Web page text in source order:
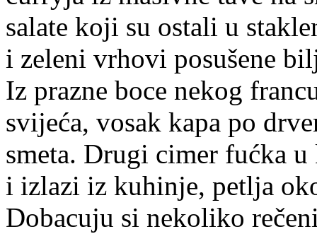
salate koji su ostali u
i zeleni vrhovi posušene
Iz prazne boce nekog
svijeća, vosak kapa po
smeta. Drugi cimer fućka
i izlazi iz kuhinje, petlja
Dobacuju si nekoliko